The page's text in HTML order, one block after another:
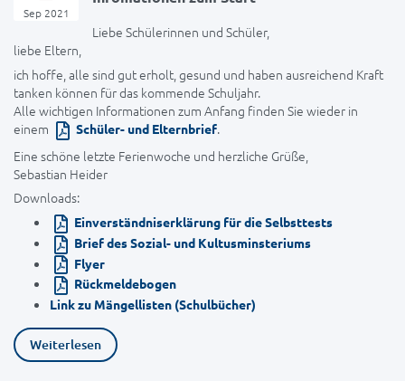
Sep 2021
Liebe Schülerinnen und Schüler,
liebe Eltern,
ich hoffe, alle sind gut erholt, gesund und haben ausreichend Kraft
tanken können für das kommende Schuljahr.
Alle wichtigen Informationen zum Anfang finden Sie wieder in
einem
Schüler- und Elternbrief.
Eine schöne letzte Ferienwoche und herzliche Grüße,
Sebastian Heider
Downloads:
Einverständniserklärung für die Selbsttests
Brief des Sozial- und Kultusminsteriums
Flyer
Rückmeldebogen
Link zu Mängellisten (Schulbücher)
Weiterlesen